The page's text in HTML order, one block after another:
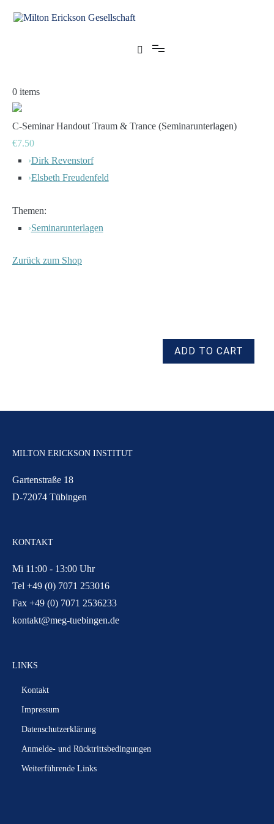
Inhalt
0 items
C-Seminar Handout Traum & Trance (Seminarunterlagen)
€7.50
›Dirk Revenstorf
›Elsbeth Freudenfeld
Themen:
›Seminarunterlagen
Zurück zum Shop
MILTON ERICKSON INSTITUT
Gartenstraße 18
D-72074 Tübingen
KONTAKT
Mi 11:00 - 13:00 Uhr
Tel +49 (0) 7071 253016
Fax +49 (0) 7071 2536233
kontakt@meg-tuebingen.de
LINKS
Kontakt
Impressum
Datenschutzerklärung
Anmelde- und Rücktrittsbedingungen
Weiterführende Links